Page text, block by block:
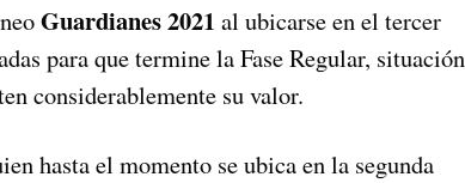
Guardianes 2021 al ubicarse en el tercer
para que termine la Fase Regular, situación
considerablemente su valor.
hasta el momento se ubica en la segunda